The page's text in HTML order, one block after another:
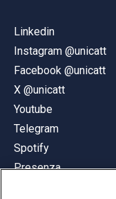
Linkedin
Instagram @unicatt
Facebook @unicatt
X @unicatt
Youtube
Telegram
Spotify
Presenza